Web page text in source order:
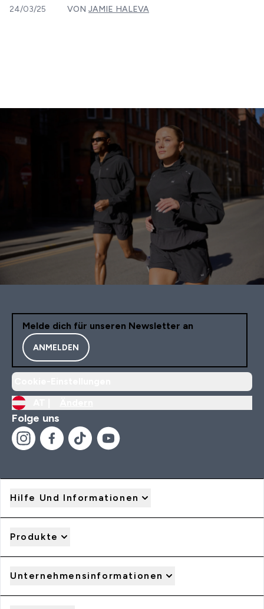
24/03/25 VON JAMIE HALEVA
Melde dich für unseren Newsletter an
ANMELDEN
Folge uns
Hilfe Und Informationen
Produkte
Unternehmensinformationen